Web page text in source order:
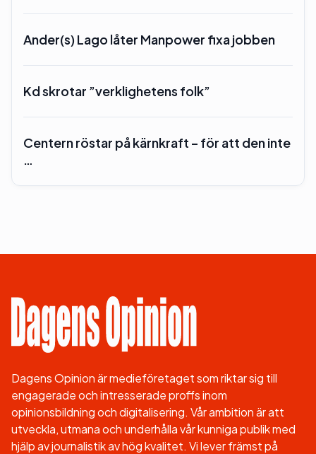
Ander(s) Lago låter Manpower fixa jobben
Kd skrotar ”verklighetens folk”
Centern röstar på kärnkraft – för att den inte
…
Dagens Opinion är medieföretaget som riktar sig till
engagerade och intresserade proffs inom
opinionsbildning och digitalisering. Vår ambition är att
utveckla, utmana och underhålla vår kunniga publik med
hjälp av journalistik av hög kvalitet. Vi lever främst på